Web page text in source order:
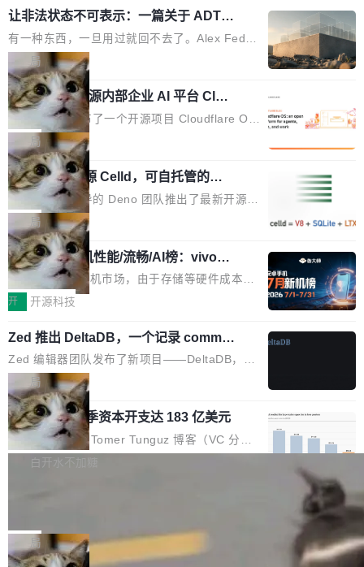
让非法状态不可表示：一篇关于 ADT
的帖子在 Reddit 火了
有一种东西，一旦用过就回不去了。Alex Fedos
eev 管它叫"软件设计的基石"。 他说的东西不新
鲜——代数数据类型（ADT），尤其是和类型
（sum type）。但他说清楚了一件事：这不是类
型系统的学术体操，是日常编码的思维方式。 文
章从一个简单的例子切入。一个网站的深色主题
设置，如果用布尔值 + 可空字段来表示——bool
ean 表示是否可切换，nullable 的默认模式、浅
色方案、深色方案——会产生大量无意义的组
合。方案缺了、配置冲突了、全 null 了。要知道
哪些组合有效，作者说，你得靠"文档、校验、或
者部落知识"。 换个写法。Rust 的 enum，两个
变体：Switchable...
局
Cloudflare 开源内部企业 AI 平台 Clou
dflare OS
Cloudflare 发布了一个开源项目 Cloudflare O
S。如果你只看官方博客，你会觉得这是又一
个"AI 知识库 + 聊天机器人"——每个大厂都在
做，没什么新鲜的。 但 Kenton Varda 在 Twitte
r 上把事情说清楚了： 今天我们发布了 Cloudfla
re OS，一个带连接器的聊天机器人，跟其他所
有科技公司做的一样。只不过，实际上它不一
样。这是 Sandstorm.io 的重制版，我十年前的
那个创业公司。不同的是，这次它构建在 Cloudf
lare Workers 上——我花了九年时间搭建的平台
——并且深度集成了 AI。这基本上是我十年秘密
计划的顶峰。 十年前，Ken...
局
Deno 团队开源 Celld，可自托管的分
布式 Durable Objects
Ryan Dahl 领导的 Deno 团队推出了最新开源项
目 Celld，一个能在自己机器上运行 Cloudflare
Workers 和 Durable Objects 的守护进程。 设
计思路很直接：每个对象是一个独立的 SQLite
数据库，按名称寻址，复制到你自己的 S3 兼容
存储库里。节点之间只通过这个存储库协调——
个小型数据库，应用天然按分片构建，单个数据
库的竞争和爆炸半径问题在设计层面就被消除
了。 闲置的 cell 会休眠到几乎不占资源。当 cel
l 迁移或唤醒时，新宿主从 S3 恢复 SQLite 数据
库继续执行。存储库是持久化的唯一真相...
局
鲁大师7月新机性能/流畅/AI榜：vivo夺
性能、流畅双第一，三星Galaxy Z系列
新折叠缺席
2026年7月的手机市场，由于存储等硬件成本暴
增，手机厂商的日子也不好过啊，新机速度明显
高价的三星折叠（三星Galaxy Z Fold8 Ultra / Z
Fold8 / Z Flip8）外，其余要么是中低端机器，
例如iQOO Z11i、REDMI Note 17、REDMI No
te 17 Pro、OPPO K15，要么是vivo X300 E这
样的次旗舰。 Galaxy Z Fold8 Ultra / Z Fold8 /
Z Flip8三款折叠屏新机均在7月22日发布，且全
部搭载骁龙8 Elite Gen5 for Galaxy，它们本该
开 开源科技
Zed 推出 DeltaDB，一个记录 commit
之间所有操作的版本控制系统
Zed 编辑器团队发布了新项目——DeltaDB，一
个在 git commit 之间记录每一次编辑操作的版
本控制系统。目前处于 Early Access 阶段。 De
ltaDB 的核心思路直接写在 landing page 最显
眼的位置：「Software is made between com
mits」——软件是在 commit 之间写出来的。git
是把这段空隙补上。 回退到任何一次编辑：Delt
aDB 捕获 commit 之间的每一次操作，...
局
SpaceXAI 单季资本开支达 183 亿美元
根据风险投资人Tomer Tunguz 博客（VC 分
析）披露的最新分析与第二季度业绩报告，Spac
微软同期总资本开支的四成。 与亚马逊、Alpha
bet、微软以及 Meta 等传统科技巨头相比，Spa
白开水不加糖
一个在终端里运行的编程 agent；Muse Spark
1.2，驱动这个 agent 的新模型。一句话概括：
局